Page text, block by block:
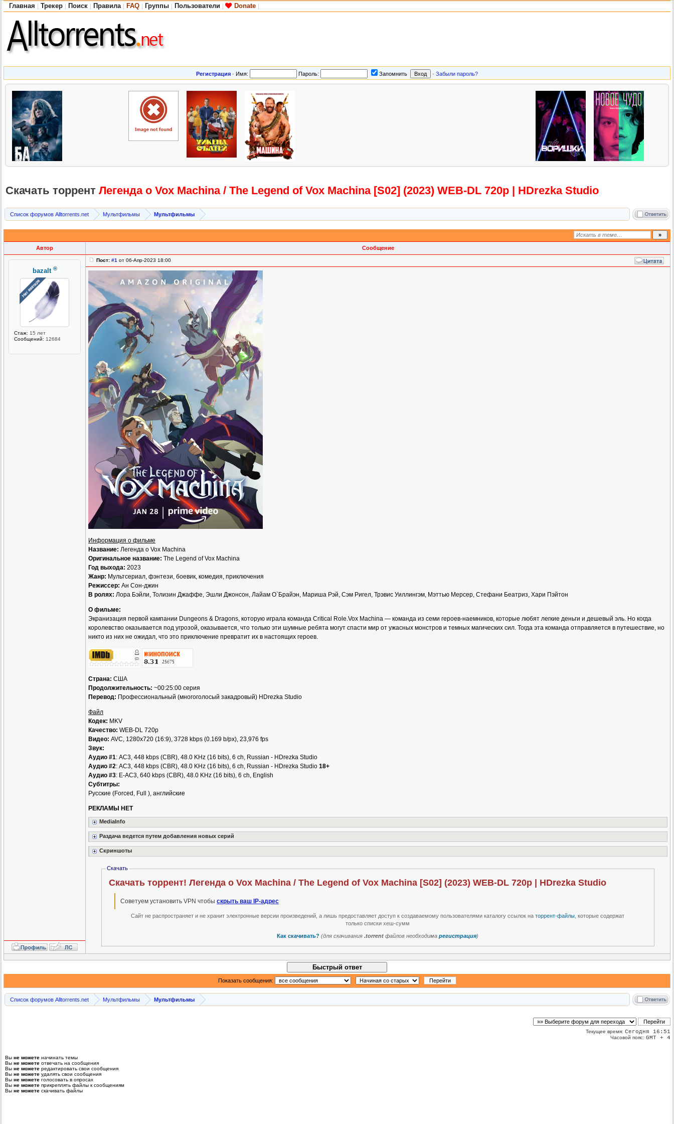
Главная Трекер Поиск Правила FAQ Группы Пользователи Donate
Регистрация · Имя: Пароль: Запомнить · Забыли пароль?
Скачать торрент Легенда о Vox Machina / The Legend of Vox Machina [S02] (2023) WEB-DL 720p | HDrezka Studio
Список форумов Alltorrents.net Мультфильмы Мультфильмы
Автор Сообщение
bazalt ®
Стаж: 15 лет
Сообщений: 12684
Пост: #1 от 06-Апр-2023 18:00
Информация о фильме
Название: Легенда о Vox Machina
Оригинальное название: The Legend of Vox Machina
Год выхода: 2023
Жанр: Мультсериал, фэнтези, боевик, комедия, приключения
Режиссер: Ан Сон-джин
В ролях: Лора Бэйли, Толизин Джаффе, Эшли Джонсон, Лайам О`Брайэн, Мариша Рэй, Сэм Ригел, Трэвис Уиллингэм, Мэттью Мерсер, Стефани Беатриз, Хари Пэйтон
О фильме:
Экранизация первой кампании Dungeons & Dragons, которую играла команда Critical Role.Vox Machina — команда из семи героев-наемников, которые любят легкие деньги и дешевый эль. Но когда
королевство оказывается под угрозой, оказывается, что только эти шумные ребята могут спасти мир от ужасных монстров и темных магических сил. Тогда эта команда отправляется в путешествие, но
никто из них не ожидал, что это приключение превратит их в настоящих героев.
Страна: США
Продолжительность: ~00:25:00 серия
Перевод: Профессиональный (многоголосый закадровый) HDrezka Studio
Файл
Кодек: MKV
Качество: WEB-DL 720p
Видео: AVC, 1280x720 (16:9), 3728 kbps (0.169 b/px), 23,976 fps
Звук:
Аудио #1: AC3, 448 kbps (CBR), 48.0 KHz (16 bits), 6 ch, Russian - HDrezka Studio
Аудио #2: AC3, 448 kbps (CBR), 48.0 KHz (16 bits), 6 ch, Russian - HDrezka Studio 18+
Аудио #3: Е-AC3, 640 kbps (CBR), 48.0 KHz (16 bits), 6 ch, English
Субтитры:
Русские (Forced, Full ), английские
РЕКЛАМЫ НЕТ
MediaInfo
Раздача ведется путем добавления новых серий
Скриншоты
Скачать
Скачать торрент! Легенда о Vox Machina / The Legend of Vox Machina [S02] (2023) WEB-DL 720p | HDrezka Studio
Советуем установить VPN чтобы скрыть ваш IP-адрес
Сайт не распространяет и не хранит электронные версии произведений, а лишь предоставляет доступ к создаваемому пользователями каталогу ссылок наторрент-файлы , которые содержат
только списки хеш-сумм
Как скачивать? (для скачивания.torrent файлов необходимарегистрация)
Быстрый ответ
Показать сообщения:
Список форумов Alltorrents.net Мультфильмы Мультфильмы
Текущее время: Сегодня 16:51
Часовой пояс: GMT + 4
Вы не можете начинать темы
Вы не можете отвечать на сообщения
Вы не можете редактировать свои сообщения
Вы не можете удалять свои сообщения
Вы не можете голосовать в опросах
Вы не можете прикреплять файлы к сообщениям
Вы не можете скачивать файлы